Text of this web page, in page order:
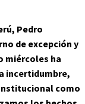
Pedro
de excepción y
miércoles ha
incertidumbre,
como